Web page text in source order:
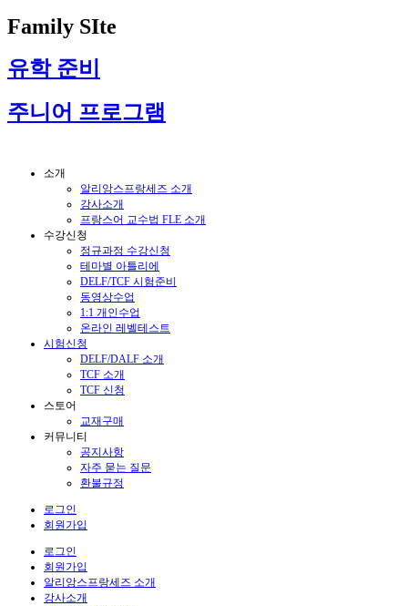
Family SIte
유학 준비
주니어 프로그램
소개
알리앙스프랑세즈 소개
강사소개
프랑스어 교수법 FLE 소개
수강신청
정규과정 수강신청
테마별 아틀리에
DELF/TCF 시험준비
동영상수업
1:1 개인수업
온라인 레벨테스트
시험신청
DELF/DALF 소개
TCF 소개
TCF 신청
스토어
교재구매
커뮤니티
공지사항
자주 묻는 질문
환불규정
로그인
회원가입
로그인
회원가입
알리앙스프랑세즈 소개
강사소개